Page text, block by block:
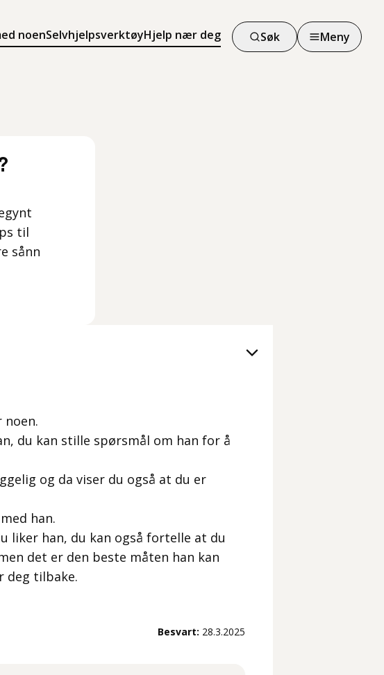
noenSelvhjelpsverktøyHjelp nær deg Søk Meny
til
sånn
noen.
du kan stille spørsmål om han for å
og da viser du også at du er
han.
liker han, du kan også fortelle at du
det er den beste måten han kan
deg tilbake.
Besvart: 28.3.2025